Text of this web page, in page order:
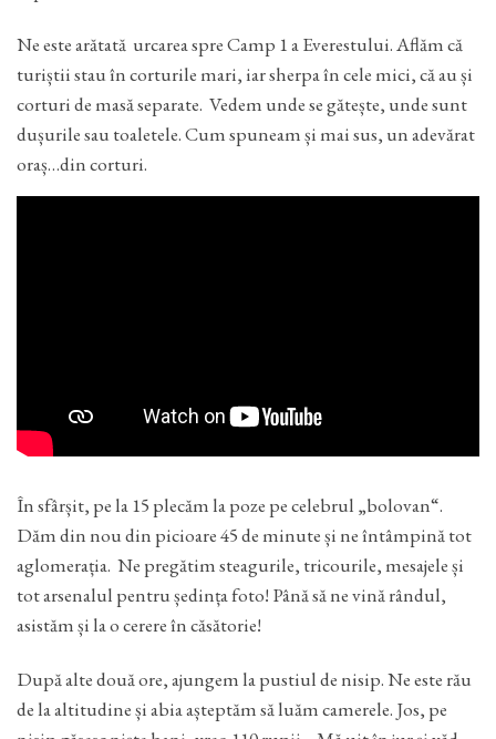
Ne este arătată urcarea spre Camp 1 a Everestului. Aflăm că
turiștii stau în corturile mari, iar sherpa în cele mici, că au și
corturi de masă separate. Vedem unde se gătește, unde sunt
dușurile sau toaletele. Cum spuneam și mai sus, un adevărat
oraș…din corturi.
În sfârșit, pe la 15 plecăm la poze pe celebrul „bolovan“.
Dăm din nou din picioare 45 de minute și ne întâmpină tot
aglomerația. Ne pregătim steagurile, tricourile, mesajele și
tot arsenalul pentru ședința foto! Până să ne vină rândul,
asistăm și la o cerere în căsătorie!
După alte două ore, ajungem la pustiul de nisip. Ne este rău
de la altitudine și abia așteptăm să luăm camerele. Jos, pe